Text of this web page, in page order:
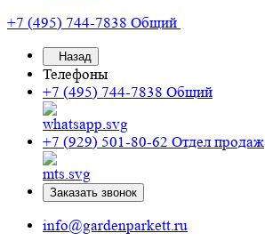
+7 (495) 744-7838 Общий
Назад
Телефоны
+7 (495) 744-7838 Общий
+7 (929) 501-80-62 Отдел продаж
Заказать звонок
info@gardenparkett.ru